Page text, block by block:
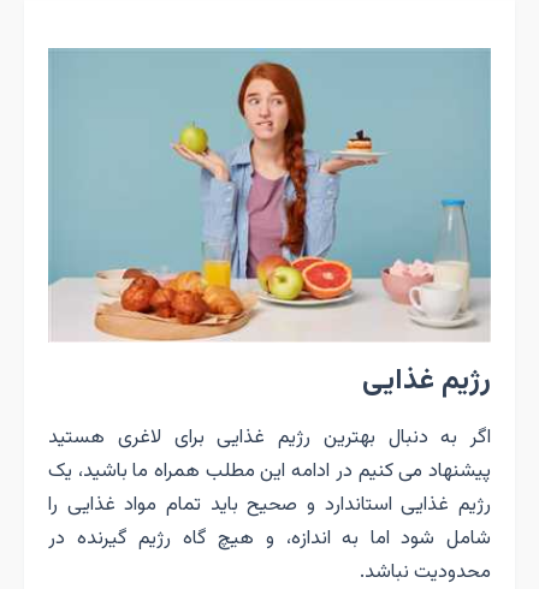
رژیم غذایی
اگر به دنبال بهترین رژیم غذایی برای لاغری هستید
پیشنهاد می کنیم در ادامه این مطلب همراه ما باشید، یک
رژیم غذایی استاندارد و صحیح باید تمام مواد غذایی را
شامل شود اما به اندازه، و هیچ گاه رژیم گیرنده در
محدودیت نباشد.